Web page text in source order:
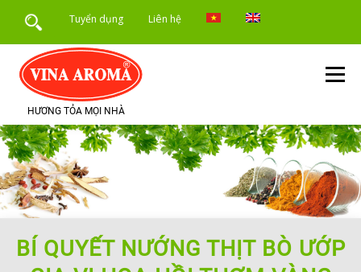
Tuyển dụng Liên hệ
HƯƠNG TỎA MỌI NHÀ
Menu
TRANG CHỦ GIỚI THIỆU SẢN PHẨM
DỊCH VỤ TIN TỨC
BÍ QUYẾT NƯỚNG THỊT BÒ ƯỚP